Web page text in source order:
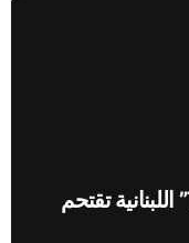
من بيروت إلى دبي…”Top Stop” اللبنانية تقتحم